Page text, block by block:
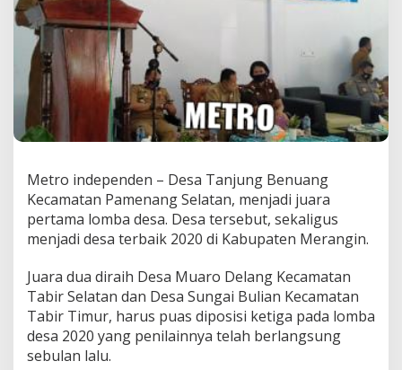
r
b
a
i
k
2
0
D
u
u
m
k
a
n
Metro independen – Desa Tanjung Benuang
Kecamatan Pamenang Selatan, menjadi juara
pertama lomba desa. Desa tersebut, sekaligus
menjadi desa terbaik 2020 di Kabupaten Merangin.
Juara dua diraih Desa Muaro Delang Kecamatan
Tabir Selatan dan Desa Sungai Bulian Kecamatan
Tabir Timur, harus puas diposisi ketiga pada lomba
desa 2020 yang penilainnya telah berlangsung
sebulan lalu.